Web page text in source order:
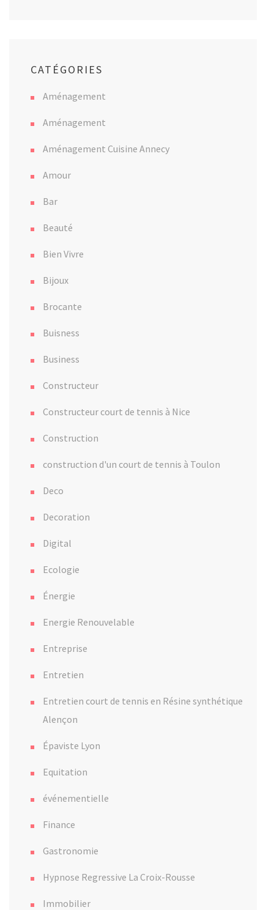
CATÉGORIES
Aménagement
Aménagement
Aménagement Cuisine Annecy
Amour
Bar
Beauté
Bien Vivre
Bijoux
Brocante
Buisness
Business
Constructeur
Constructeur court de tennis à Nice
Construction
construction d'un court de tennis à Toulon
Deco
Decoration
Digital
Ecologie
Énergie
Energie Renouvelable
Entreprise
Entretien
Entretien court de tennis en Résine synthétique
Alençon
Épaviste Lyon
Equitation
événementielle
Finance
Gastronomie
Hypnose Regressive La Croix-Rousse
Immobilier